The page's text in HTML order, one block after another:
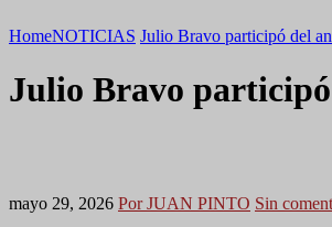
HomeNOTICIAS Julio Bravo participó del
Julio Bravo
mayo 29, 2026 Por JUAN PINTO Sin